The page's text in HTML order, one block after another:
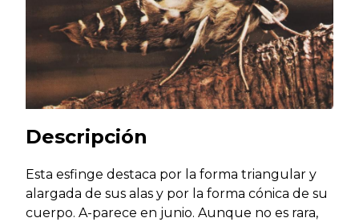
Descripción
Esta esfinge destaca por la forma triangular y
alargada de sus alas y por la forma cónica de su
cuerpo. A-parece en junio. Aunque no es rara,